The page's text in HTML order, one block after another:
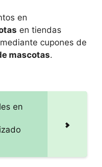
en
en tiendas
cupones de
mascotas.
en